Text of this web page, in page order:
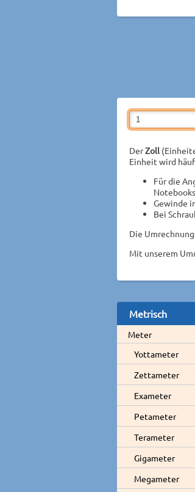
DerZoll
Einheit wird
Für die
Gewinde
Bei
Die
Mit unserem
Metrisch
Meter
Yottameter
Zettameter
Exameter
Petameter
Terameter
Gigameter
Megameter